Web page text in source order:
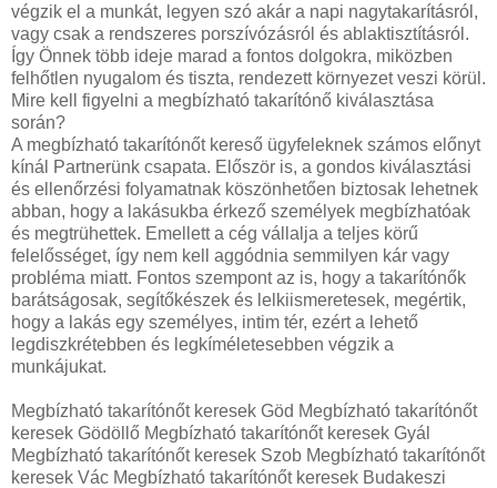
végzik el a munkát, legyen szó akár a napi nagytakarításról,
vagy csak a rendszeres porszívózásról és ablaktisztításról.
Így Önnek több ideje marad a fontos dolgokra, miközben
felhőtlen nyugalom és tiszta, rendezett környezet veszi körül.
Mire kell figyelni a megbízható takarítónő kiválasztása
során?
A megbízható takarítónőt kereső ügyfeleknek számos előnyt
kínál Partnerünk csapata. Először is, a gondos kiválasztási
és ellenőrzési folyamatnak köszönhetően biztosak lehetnek
abban, hogy a lakásukba érkező személyek megbízhatóak
és megtrühettek. Emellett a cég vállalja a teljes körű
felelősséget, így nem kell aggódnia semmilyen kár vagy
probléma miatt. Fontos szempont az is, hogy a takarítónők
barátságosak, segítőkészek és lelkiismeretesek, megértik,
hogy a lakás egy személyes, intim tér, ezért a lehető
legdiszkrétebben és legkíméletesebben végzik a
munkájukat.
Megbízható takarítónőt keresek Göd Megbízható takarítónőt
keresek Gödöllő Megbízható takarítónőt keresek Gyál
Megbízható takarítónőt keresek Szob Megbízható takarítónőt
keresek Vác Megbízható takarítónőt keresek Budakeszi